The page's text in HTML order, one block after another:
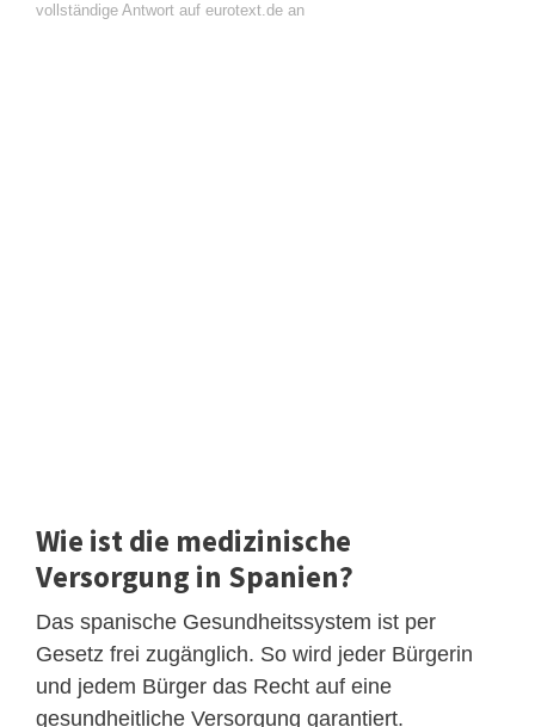
vollständige Antwort auf eurotext.de an
Wie ist die medizinische
Versorgung in Spanien?
Das spanische Gesundheitssystem ist per
Gesetz frei zugänglich. So wird jeder Bürgerin
und jedem Bürger das Recht auf eine
gesundheitliche Versorgung garantiert.